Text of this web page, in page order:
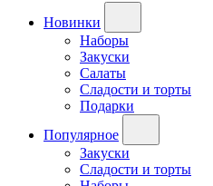
Новинки
Наборы
Закуски
Салаты
Сладости и торты
Подарки
Популярное
Закуски
Сладости и торты